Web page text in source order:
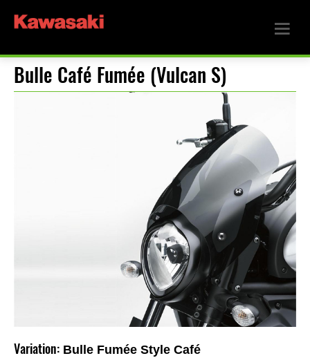
Bulle Café Fumée (Vulcan S)
Variation: Bulle Fumée Style Café